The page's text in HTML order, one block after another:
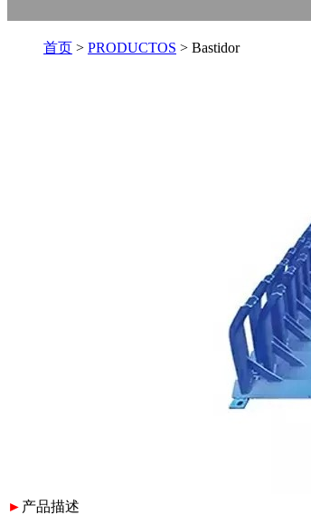
首页 > PRODUCTOS > Bastidor
► 产品描述